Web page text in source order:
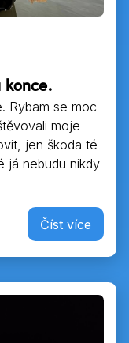
konce.
Rybam se moc
moje
jen škoda té
já nebudu nikdy
Číst více